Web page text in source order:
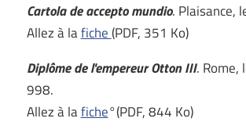
Cartola de accepto mundio. Plaisance,
Allez à lafiche(PDF, 351 Ko)
Diplôme de l'empereur Otton III. Rome,
998.
Allez à lafiche°(PDF, 844 Ko)